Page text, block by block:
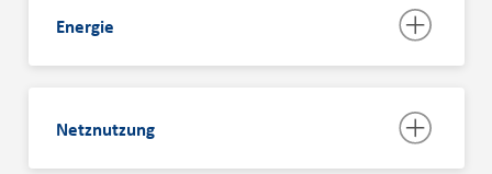
Energie
Netznutzung